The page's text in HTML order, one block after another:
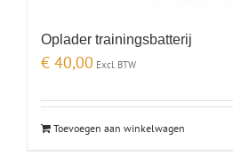
Oplader trainingsbatterij
€ 40,00 Excl. BTW
Toevoegen aan winkelwagen